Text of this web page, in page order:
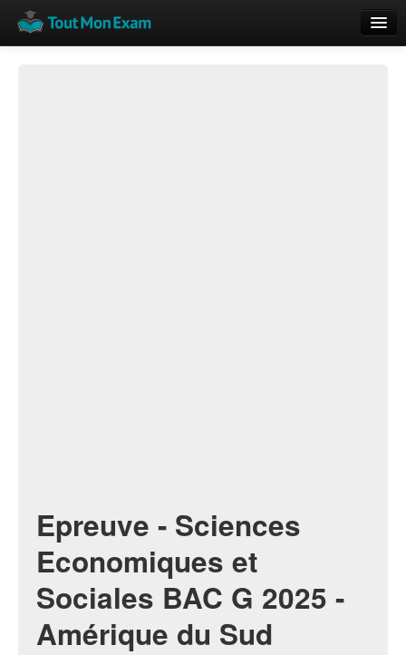
Epreuve - Sciences
Economiques et
Sociales BAC G 2025 -
Amérique du Sud